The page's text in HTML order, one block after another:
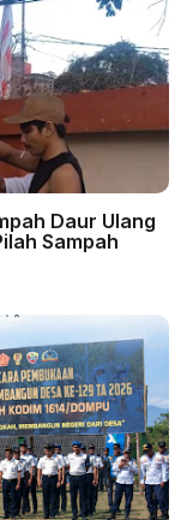
Daur Ulang
Sampah